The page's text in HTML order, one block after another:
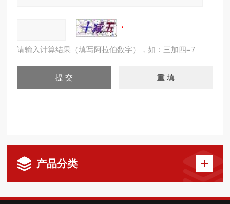
请输入计算结果（填写阿拉伯数字），如：三加四=7
产品分类